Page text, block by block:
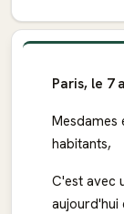
Paris, le 7
Mesdames
habitants,
C'est avec
aujourd'hui